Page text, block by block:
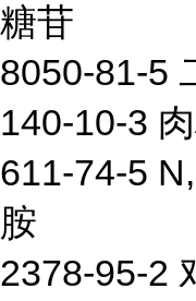
糖苷
8050-81-5
140-10-3
611-74-5
胺
2378-95-2